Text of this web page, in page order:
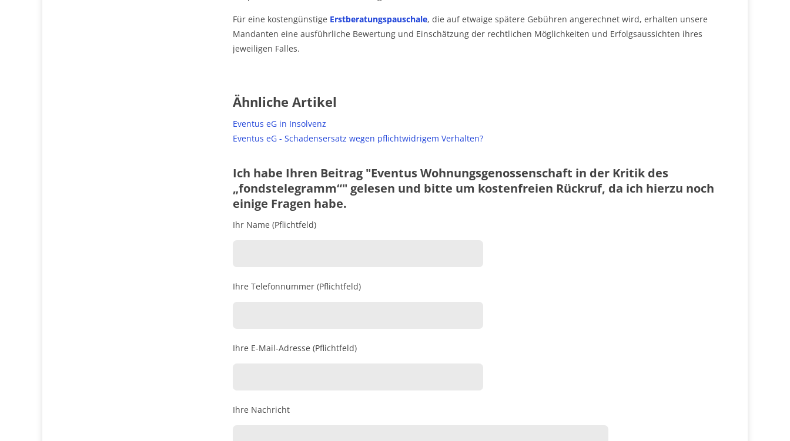
Für eine kostengünstige Erstberatungspauschale, die auf etwaige spätere Gebühren angerechnet wird, erhalten unsere
Mandanten eine ausführliche Bewertung und Einschätzung der rechtlichen Möglichkeiten und Erfolgsaussichten ihres
jeweiligen Falles.
Ähnliche Artikel
Eventus eG in Insolvenz
Eventus eG - Schadensersatz wegen pflichtwidrigem Verhalten?
Ich habe Ihren Beitrag "Eventus Wohnungsgenossenschaft in der Kritik des
„fondstelegramm“" gelesen und bitte um kostenfreien Rückruf, da ich hierzu noch
einige Fragen habe.
Ihr Name (Pflichtfeld)
Ihre Telefonnummer (Pflichtfeld)
Ihre E-Mail-Adresse (Pflichtfeld)
Ihre Nachricht